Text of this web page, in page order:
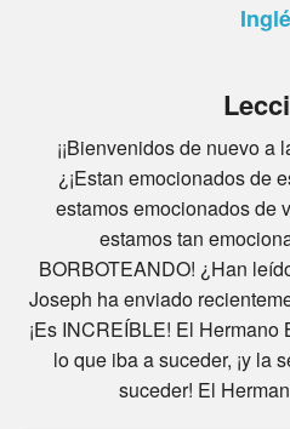
¡¡Bienvenidos de nuevo a
¿¡Estan emocionados de
estamos emocionados de
estamos tan
BORBOTEANDO! ¿Han
Joseph ha enviado
¡Es INCREÍBLE! El
lo que iba a suceder, ¡y la
suceder! El